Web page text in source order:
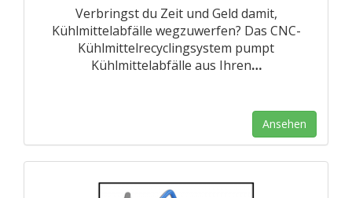
Verbringst du Zeit und Geld damit,
Kühlmittelabfälle wegzuwerfen? Das CNC-
Kühlmittelrecyclingsystem pumpt
Kühlmittelabfälle aus Ihren…
Ansehen